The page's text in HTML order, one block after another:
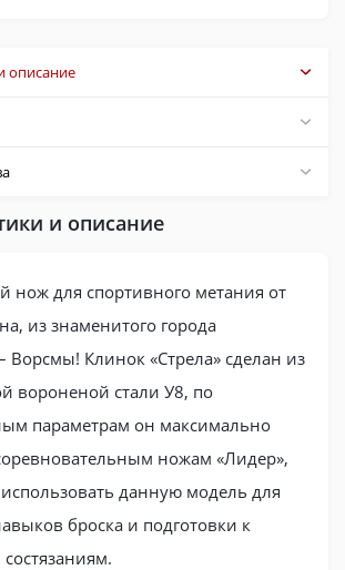
описание
и описание
нож для спортивного метания от
из знаменитого города
Ворсмы! Клинок «Стрела» сделан из
вороненой стали У8, по
параметрам он максимально
ножам «Лидер»,
использовать данную модель для
броска и подготовки к